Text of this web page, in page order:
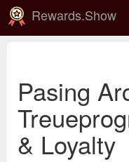
Rewards.Show
Pasing
& Loyalty